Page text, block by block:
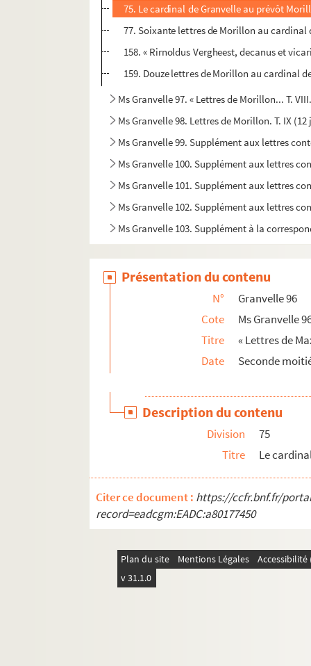
75. Le cardinal de Granvelle au prévôt
77. Soixante lettres de Morillon au
158. « Rirnoldus Vergheest, decanus et
159. Douze lettres de Morillon au cardinal
Ms Granvelle 97. « Lettres de Morillon... T.
Ms Granvelle 98. Lettres de Morillon. T. IX
Ms Granvelle 99. Supplément aux lettres
Ms Granvelle 100. Supplément aux lettres
Ms Granvelle 101. Supplément aux lettres
Ms Granvelle 102. Supplément aux lettres
Ms Granvelle 103. Supplément à la
Présentation du contenu
N°
Granvelle 96
Cote
Ms Granvelle
Titre
« Lettres de
Date
Seconde
Description du contenu
Division
75
Titre
Le
Citer ce document : https://ccfr.bnf.fr/
record=eadcgm:EADC:a80177450
Plan du site Mentions Légales
v 31.1.0